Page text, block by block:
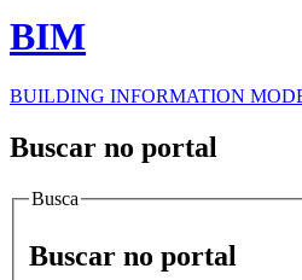
BIM
BUILDING INFORMATION
Buscar no portal
Busca
Buscar no portal